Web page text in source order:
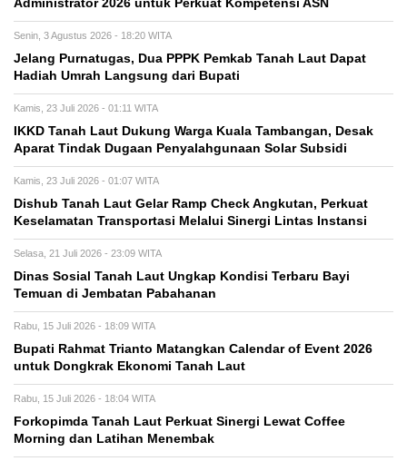
Administrator 2026 untuk Perkuat Kompetensi ASN
Senin, 3 Agustus 2026 - 18:20 WITA
Jelang Purnatugas, Dua PPPK Pemkab Tanah Laut Dapat
Hadiah Umrah Langsung dari Bupati
Kamis, 23 Juli 2026 - 01:11 WITA
IKKD Tanah Laut Dukung Warga Kuala Tambangan, Desak
Aparat Tindak Dugaan Penyalahgunaan Solar Subsidi
Kamis, 23 Juli 2026 - 01:07 WITA
Dishub Tanah Laut Gelar Ramp Check Angkutan, Perkuat
Keselamatan Transportasi Melalui Sinergi Lintas Instansi
Selasa, 21 Juli 2026 - 23:09 WITA
Dinas Sosial Tanah Laut Ungkap Kondisi Terbaru Bayi
Temuan di Jembatan Pabahanan
Rabu, 15 Juli 2026 - 18:09 WITA
Bupati Rahmat Trianto Matangkan Calendar of Event 2026
untuk Dongkrak Ekonomi Tanah Laut
Rabu, 15 Juli 2026 - 18:04 WITA
Forkopimda Tanah Laut Perkuat Sinergi Lewat Coffee
Morning dan Latihan Menembak